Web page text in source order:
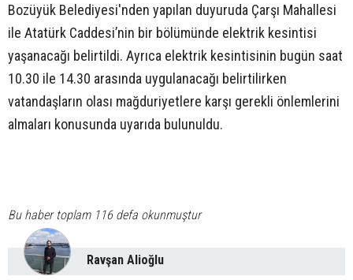
Bozüyük Belediyesi'nden yapılan duyuruda Çarşı Mahallesi
ile Atatürk Caddesi’nin bir bölümünde elektrik kesintisi
yaşanacağı belirtildi. Ayrıca elektrik kesintisinin bugün saat
10.30 ile 14.30 arasında uygulanacağı belirtilirken
vatandaşların olası mağduriyetlere karşı gerekli önlemlerini
almaları konusunda uyarıda bulunuldu.
Bu haber toplam 116 defa okunmuştur
Ravşan Alioğlu